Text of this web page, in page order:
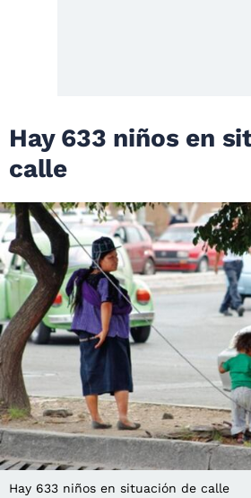
Hay 633 niños en
calle
Hay 633 niños en situación de calle